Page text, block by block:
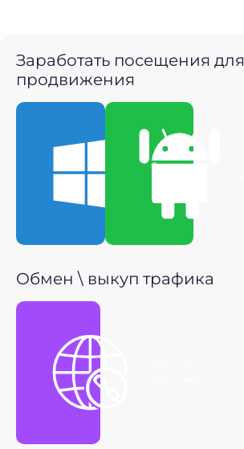
Заработать посещения для
продвижения
Скачать для
Обмен \ выкуп трафика